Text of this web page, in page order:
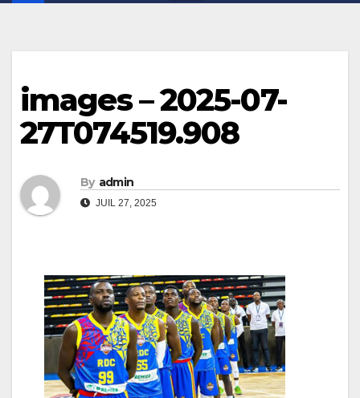
images – 2025-07-
27T074519.908
By admin
JUIL 27, 2025